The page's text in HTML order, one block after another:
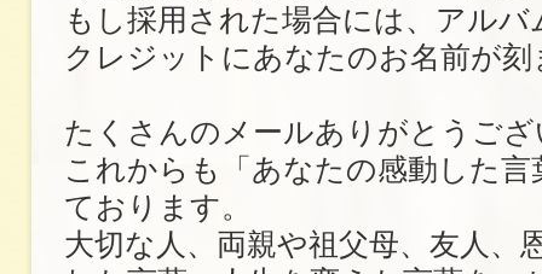
もし採用された場合には、アル
クレジットにあなたのお名前が刻
たくさんのメールありがとうご
これからも「あなたの感動した言
ております。
大切な人、両親や祖父母、友人、